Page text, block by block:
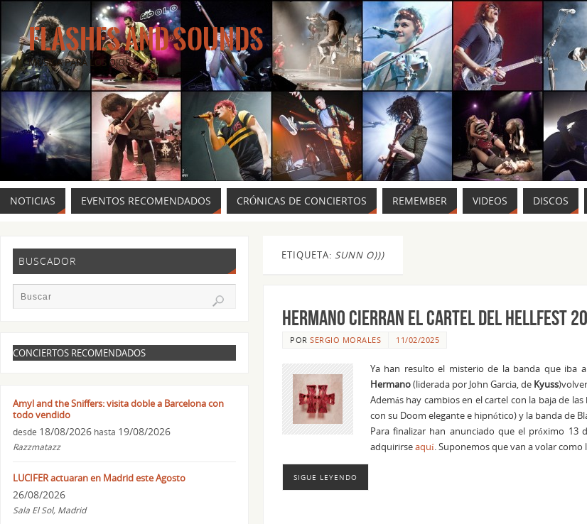
FLASHES AND SOUNDS
MÚSICA PARA LOS OJOS.
NOTICIAS EVENTOS RECOMENDADOS CRÓNICAS DE CONCIERTOS REMEMBER VIDEOS DISCOS
ETIQUETA: SUNN O)))
Hermano cierran el cartel del Hellfest
POR SERGIO MORALES 11/02/2025
Ya han resulto el misterio de la banda que iba a
Hermano(liderada por John Garcia, de Kyuss
Además hay cambios en el cartel con la baja de las
con su Doom elegante e hipnótico) y la banda de
Para finalizar han anunciado que el próximo
adquirirseaquí. Suponemos que van a volar como
SIGUE LEYENDO
BUSCADOR
CONCIERTOS RECOMENDADOS
Amyl and the Sniffers: visita doble a Barcelona con
todo vendido
desde 18/08/2026 hasta 19/08/2026
Razzmatazz
LUCIFER actuaran en Madrid este Agosto
26/08/2026
Sala El Sol, Madrid